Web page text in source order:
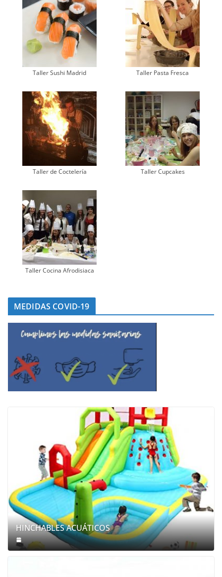
Taller Sushi Madrid Taller Pasta Fresca
Taller de Coctelería Taller Cupcakes
Taller Cocina Afrodisiaca
MEDIDAS COVID-19
HINCHABLES ACUÁTICOS